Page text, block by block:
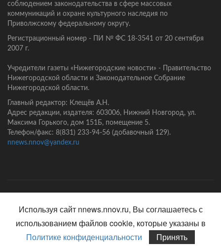
соблюдением законодательства в сфере массовых
коммуникаций и охране культурного наследия по
Приволжскому федеральному округу.
Регистрационный номер - ПИ № ФС 18-3541 от 20 сентября
2007 г.
Учредители газеты «Нижегородские новости» - Правительство
Нижегородской области и Законодательное Собрание
Нижегородской области.
Главный редактор: Клещёв А.Н.
Адрес редакции, издателя: 603006, Нижний Новгород, ул.
Максима Горького, дом 151Б, помещение 5.
Телефон/факс: 8(831) 233-94-56 (добавочный 129).
nnews.nnov@yandex.ru
Используя сайт nnews.nnov.ru, Вы соглашаетесь с
использованием файлов cookie, которые указаны в
Политике конфиденциальности
Принять